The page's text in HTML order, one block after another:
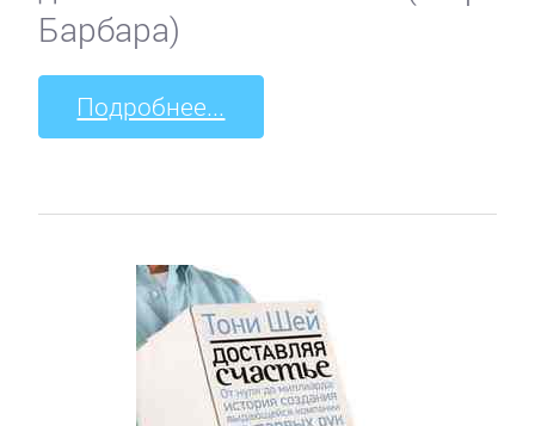
Барбара)
Подробнее...